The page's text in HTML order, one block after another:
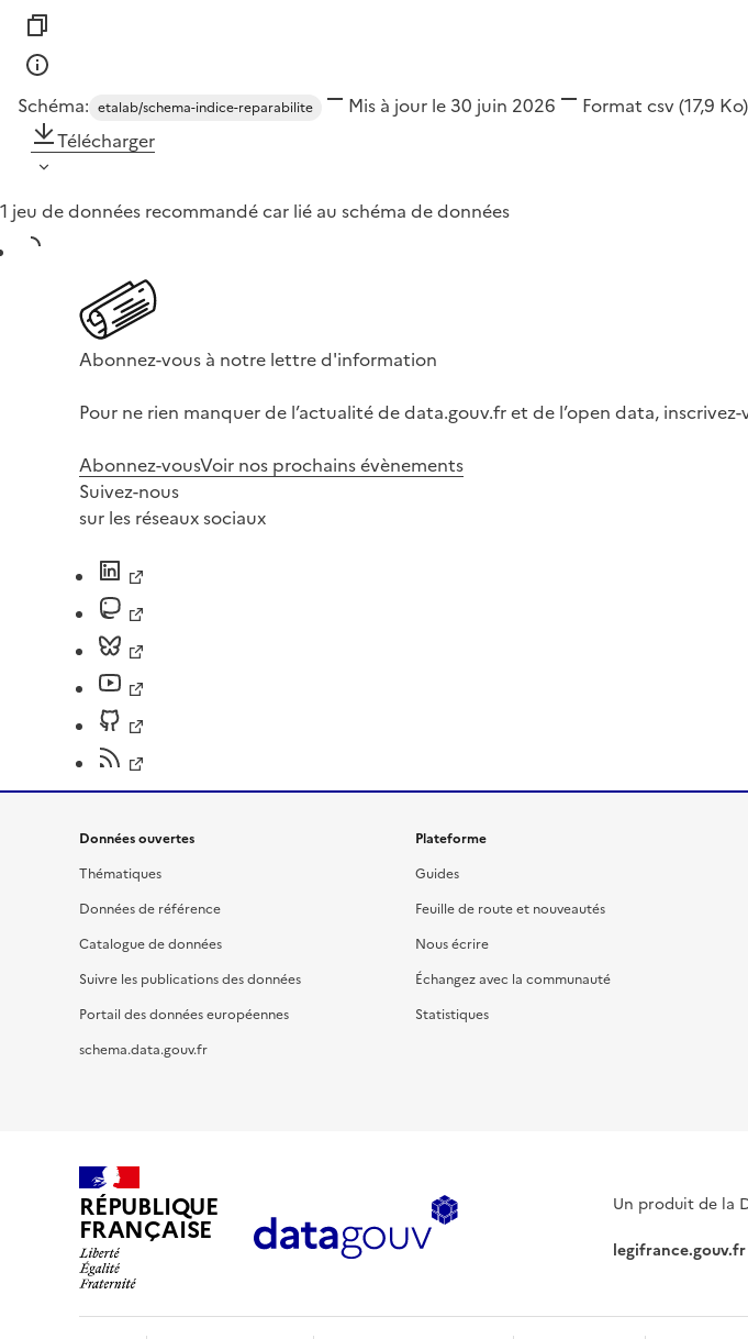
Schéma: etalab/schema-indice-reparabilite Mis à jour le 30 juin 2026 Format csv(17,9 Ko)
Télécharger
1 jeu de données recommandé car lié au schéma de données
Abonnez-vous à notre lettre d'information
Pour ne rien manquer de l’actualité de data.gouv.fr et de l’open data,
Abonnez-vousVoir nos prochains évènements
Suivez-nous
sur les réseaux sociaux
Données ouvertes
Thématiques
Données de référence
Catalogue de données
Suivre les publications des données
Portail des données européennes
schema.data.gouv.fr
Plateforme
Guides
Feuille de route et nouveautés
Nous écrire
Échangez avec la communauté
Statistiques
RÉPUBLIQUE
FRANÇAISE
Un produit de la
legifrance.gouv.fr